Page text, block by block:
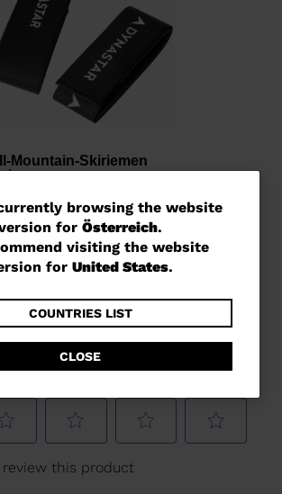
browsing the website
for Österreich.
visiting the website
for United States.
COUNTRIES LIST
CLOSE
Mountain-Skiriemen